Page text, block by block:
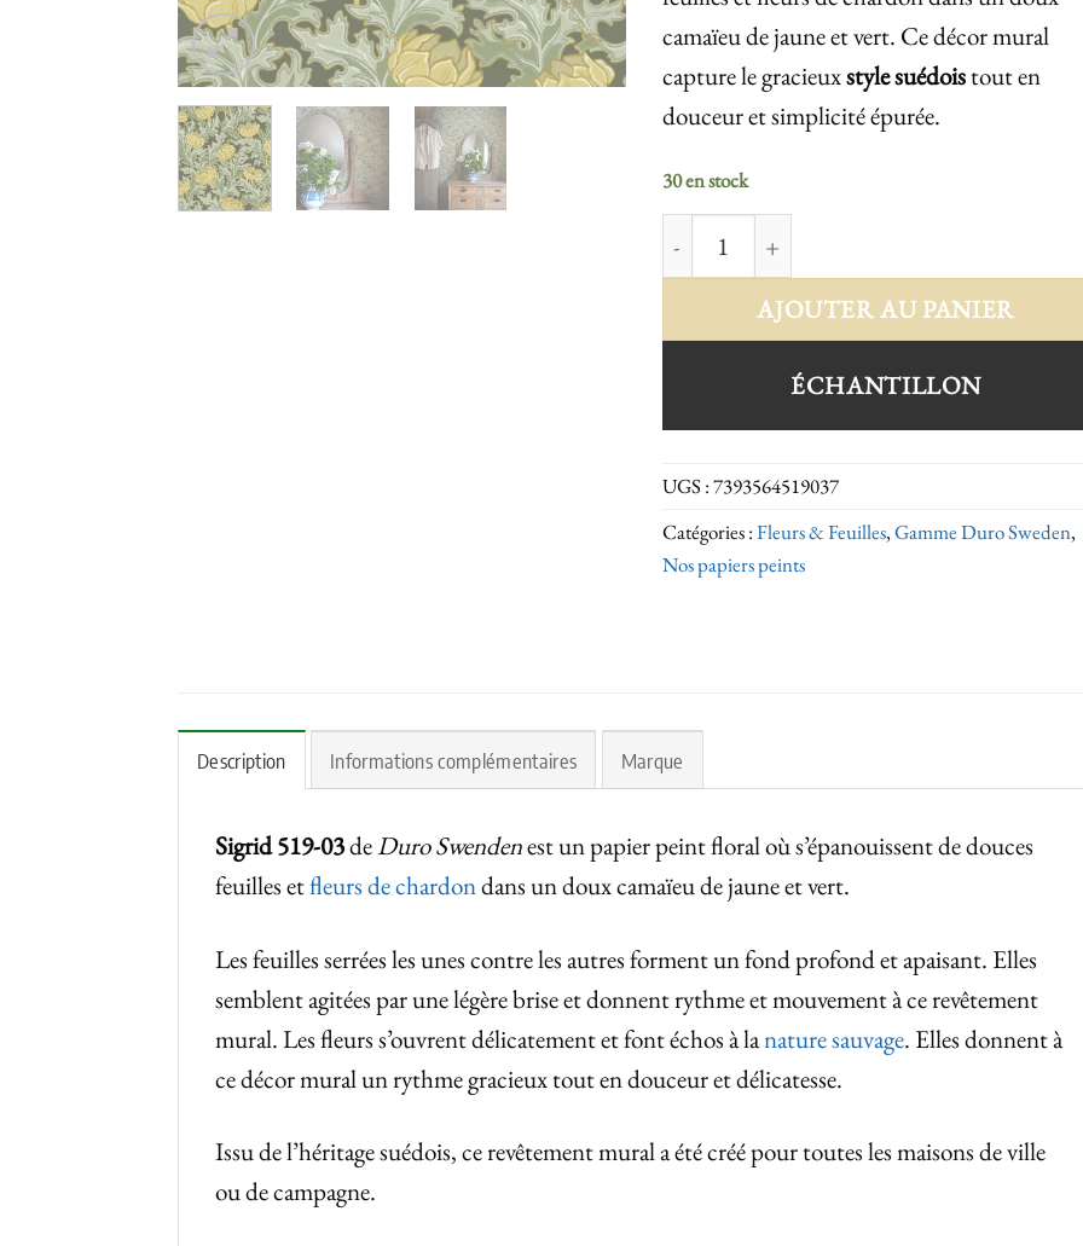
camaïeu de jaune et vert. Ce décor mural
capture le gracieuxstyle suédoistout en
douceur et simplicité épurée.
30 en stock
quantité de Sigrid 519-03
AJOUTER AU PANIER
ÉCHANTILLON
UGS :7393564519037
Catégories :Fleurs & Feuilles,Gamme Duro Sweden,
Nos papiers peints
Description Informations complémentaires Marque
Sigrid 519-03deDuro Swendenest un papier peint floral où s’épanouissent de douces
feuilles etfleurs de chardondans un doux camaïeu de jaune et vert.
Les feuilles serrées les unes contre les autres forment un fond profond et apaisant. Elles
semblent agitées par une légère brise et donnent rythme et mouvement à ce revêtement
mural. Les fleurs s’ouvrent délicatement et font échos à lanature sauvage. Elles donnent à
ce décor mural un rythme gracieux tout en douceur et délicatesse.
Issu de l’héritage suédois, ce revêtement mural a été créé pour toutes les maisons de ville
ou de campagne.